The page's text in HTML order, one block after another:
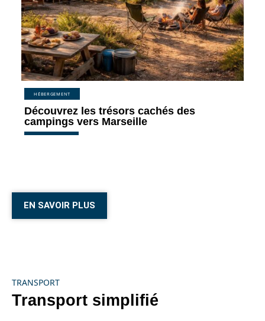
HÉBERGEMENT
Découvrez les trésors cachés des
campings vers Marseille
EN SAVOIR PLUS
TRANSPORT
Transport simplifié